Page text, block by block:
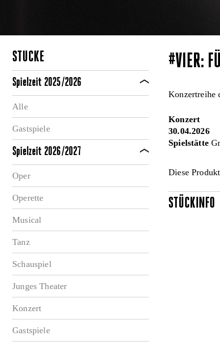
STÜCKE
Spielzeit 2025/2026
Alle
Gastspiele
Spielzeit 2026/2027
Oper
Operette
Musical
Tanz
Schauspiel
Junges Theater
Konzert
Gastspiele
#VIER:
Konzertreihe
Konzert
30.04.2026
Spielstätte
Diese
STÜCKINFO